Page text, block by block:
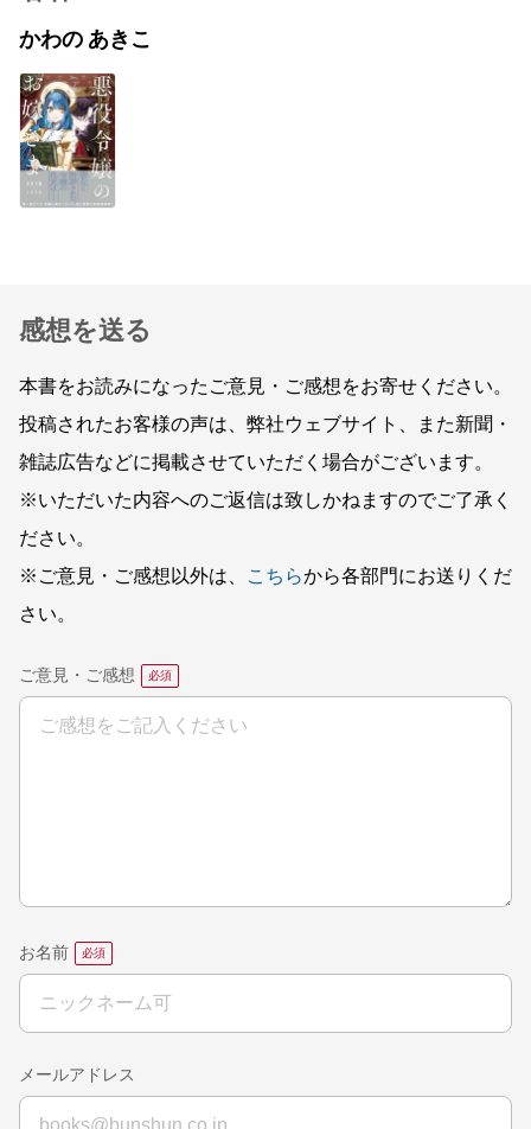
かわの あきこ
感想を送る
本書をお読みになったご意見・ご感想をお寄せください。
投稿されたお客様の声は、弊社ウェブサイト、また新聞・
雑誌広告などに掲載させていただく場合がございます。
※いただいた内容へのご返信は致しかねますのでご了承く
ださい。
※ご意見・ご感想以外は、
こちらから各部門にお送りくだ
さい。
ご意見・ご感想
お名前
メールアドレス